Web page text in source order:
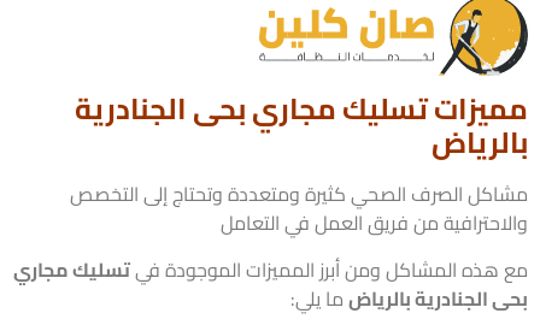
تسليك مجاري بحى الجنادرية
الصرف الصحي كثيرة ومتعددة وتحتاج إلى التخصص
من فريق العمل في التعامل
المشاكل ومن أبرز المميزات الموجودة فيتسليك مجاري
الجنادرية بالرياضما يلي: